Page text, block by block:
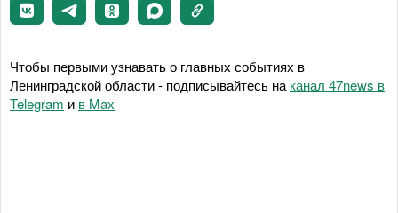
Чтобы первыми узнавать о главных событиях в
Ленинградской области - подписывайтесь на канал 47news в
Telegram и в Maх